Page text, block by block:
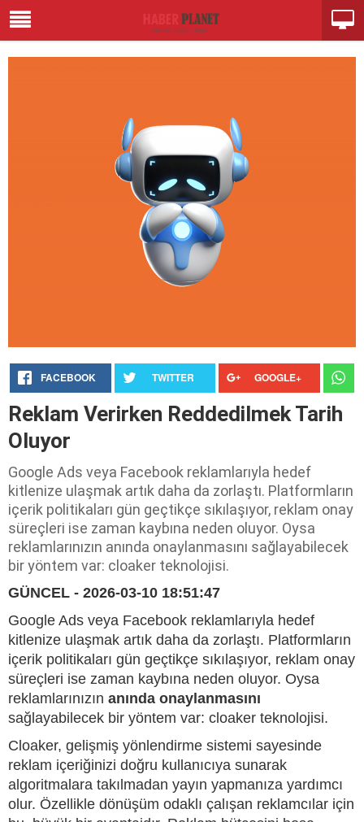
FACEBOOK TWITTER GOOGLE+
Reklam Verirken Reddedilmek Tarih
Oluyor
Google Ads veya Facebook reklamlarıyla hedef
kitlenize ulaşmak artık daha da zorlaştı. Platformların
içerik politikaları gün geçtikçe sıkılaşıyor, reklam onay
süreçleri ise zaman kaybına neden oluyor. Oysa
reklamlarınızın anında onaylanmasını sağlayabilecek
bir yöntem var: cloaker teknolojisi.
GÜNCEL - 2026-03-10 18:51:47
Google Ads veya Facebook reklamlarıyla hedef
kitlenize ulaşmak artık daha da zorlaştı. Platformların
içerik politikaları gün geçtikçe sıkılaşıyor, reklam onay
süreçleri ise zaman kaybına neden oluyor. Oysa
reklamlarınızın anında onaylanmasını
sağlayabilecek bir yöntem var: cloaker teknolojisi.
Cloaker, gelişmiş yönlendirme sistemi sayesinde
reklam içeriğinizi doğru kullanıcıya sunarak
algoritmalara takılmadan yayın yapmanıza yardımcı
olur. Özellikle dönüşüm odaklı çalışan reklamcılar için